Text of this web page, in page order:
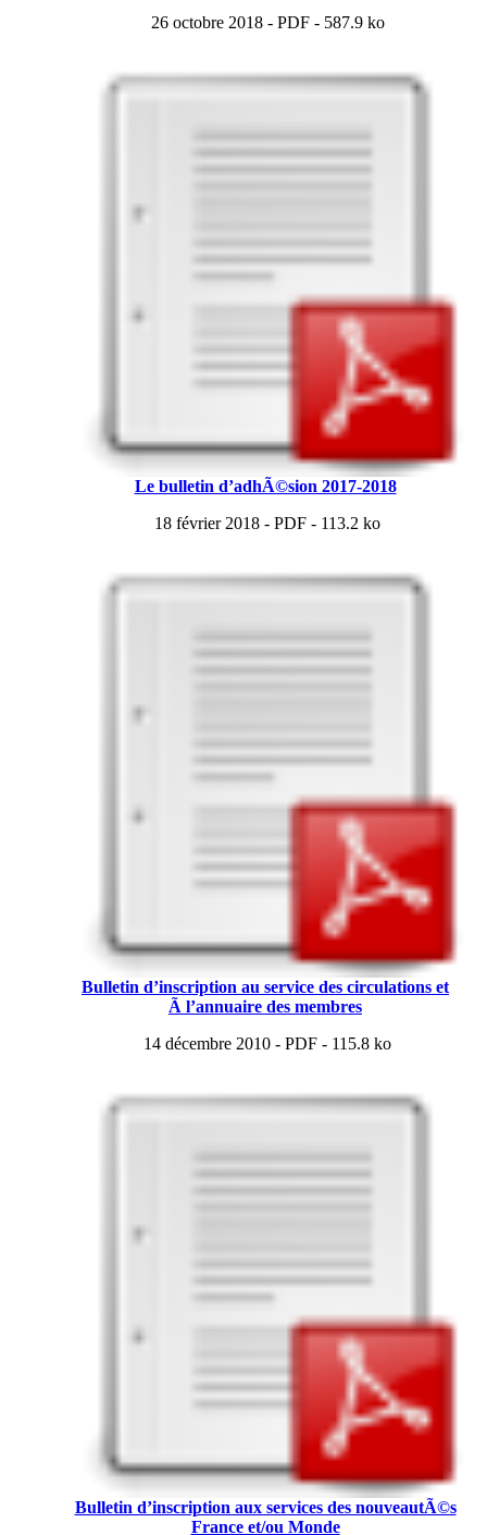
26 octobre 2018 - PDF- 587.9 ko
Le bulletin d’adhÃ©sion 2017-2018
18 février 2018 - PDF - 113.2 ko
Bulletin d’inscription au service des circulations et
Ã l’annuaire des membres
14 décembre 2010 - PDF - 115.8 ko
Bulletin d’inscription aux services des nouveautÃ©s
France et/ou Monde